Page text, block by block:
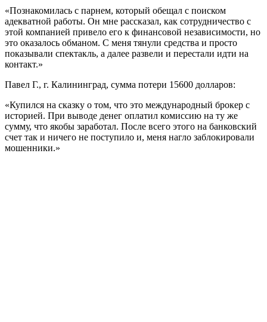
«Познакомилась с парнем, который обещал с поиском
адекватной работы. Он мне рассказал, как сотрудничество с
этой компанией привело его к финансовой независимости, но
это оказалось обманом. С меня тянули средства и просто
показывали спектакль, а далее развели и перестали идти на
контакт.»
Павел Г., г. Калининград, сумма потери 15600 долларов:
«Купился на сказку о том, что это международный брокер с
историей. При выводе денег оплатил комиссию на ту же
сумму, что якобы заработал. После всего этого на банковский
счет так и ничего не поступило и, меня нагло заблокировали
мошенники.»